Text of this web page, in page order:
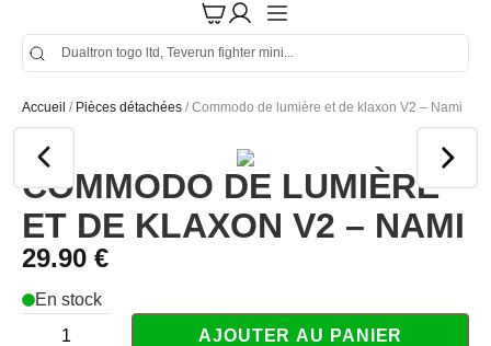
Accueil / Pièces détachées / Commodo de lumière et de klaxon V2 – Nami
COMMODO DE LUMIÈRE
ET DE KLAXON V2 – NAMI
29.90 €
En stock
AJOUTER AU PANIER